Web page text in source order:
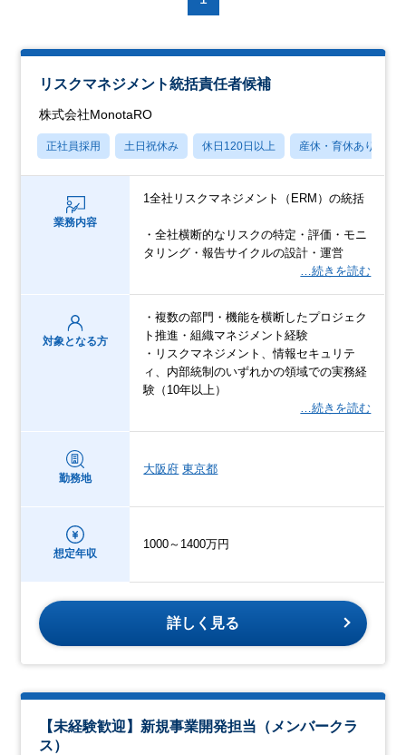
リスクマネジメント統括責任者候補
株式会社MonotaRO
正社員採用 土日祝休み 休日120日以上 産休・育休あり
業務内容
1全社リスクマネジメント（ERM）の統括
・全社横断的なリスクの特定・評価・モニ
タリング・報告サイクルの設計・運営
…続きを読む
対象となる方
・複数の部門・機能を横断したプロジェク
ト推進・組織マネジメント経験
・リスクマネジメント、情報セキュリテ
ィ、内部統制のいずれかの領域での実務経
験（10年以上）
…続きを読む
勤務地
大阪府 東京都
想定年収
1000～1400万円
詳しく見る
【未経験歓迎】新規事業開発担当（メンバークラ
ス）